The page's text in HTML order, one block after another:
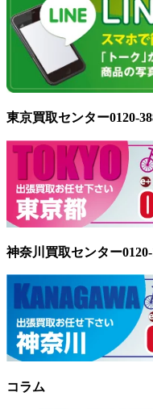
東京買取センター0120-
神奈川買取センター0120-
コラム